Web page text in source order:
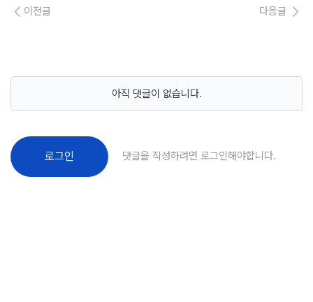
이전글 다음글
아직 댓글이 없습니다.
로그인 댓글을 작성하려면 로그인해야합니다.